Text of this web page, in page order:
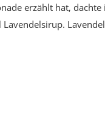
erzählt hat,
Lavendelsirup.